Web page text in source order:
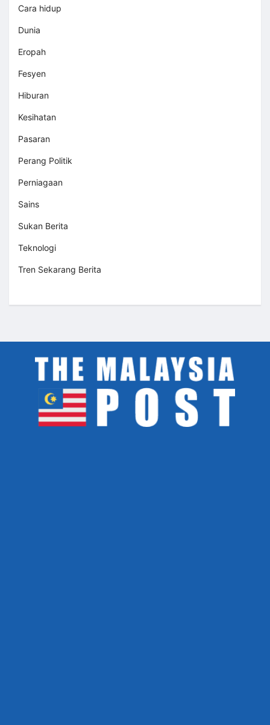
Cara hidup
Dunia
Eropah
Fesyen
Hiburan
Kesihatan
Pasaran
Perang Politik
Perniagaan
Sains
Sukan Berita
Teknologi
Tren Sekarang Berita